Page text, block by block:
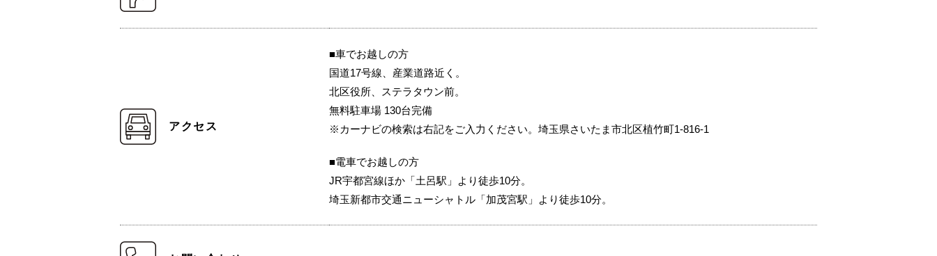
アクセス
■車でお越しの方
国道17号線、産業道路近く。
北区役所、ステラタウン前。
無料駐車場 130台完備
※カーナビの検索は右記をご入力ください。埼玉県さいたま市北区植竹町1-816-1
■電車でお越しの方
JR宇都宮線ほか「土呂駅」より徒歩10分。
埼玉新都市交通ニューシャトル「加茂宮駅」より徒歩10分。